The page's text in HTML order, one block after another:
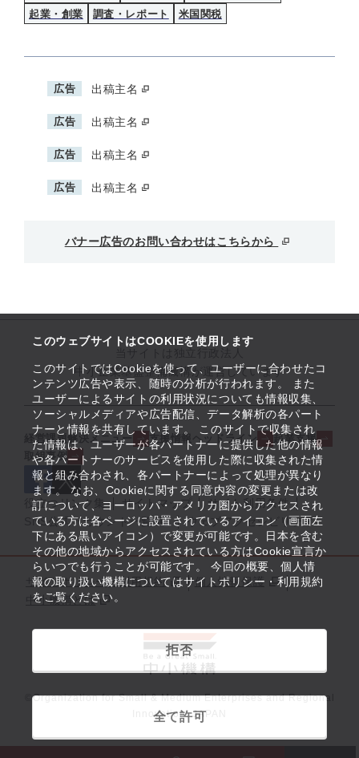
このウェブサイトはCOOKIEを使用します
このサイトではCookieを使って、ユーザーに合わせたコ
ンテンツ広告や表示、随時の分析が行われます。 また
ユーザーによるサイトの利用状況についても情報収集、
ソーシャルメディアや広告配信、データ解析の各パート
ナーと情報を共有しています。 このサイトで収集され
た情報は、ユーザーが各パートナーに提供した他の情報
や各パートナーのサービスを使用した際に収集された情
報と組み合わされ、各パートナーによって処理が異なり
ます。 なお、Cookieに関する同意内容の変更または改
訂について、ヨーロッパ・アメリカ圏からアクセスされ
ている方は各ページに設置されているアイコン（画面左
下にある黒いアイコン）で変更が可能です。日本を含む
その他の地域からアクセスされている方はCookie宣言か
らいつでも行うことが可能です。 今回の概要、個人情
報の取り扱い機構についてはサイトポリシー・利用規約
をご覧ください。
拒否
全て許可
起業・創業
調査・レポート 米国関税
広告 出稿主名
広告 出稿主名
広告 出稿主名
広告 出稿主名
バナー広告のお問い合わせはこちらから
中小企業基盤整備機構が運営しています
経営課題解決メニュー 支援情報ヘッドライン
起業支援
取組事例
役立つリンク集 サイトマップ
サイト利用条件
SNS公式アカウント一覧
ウェブアクセシビリティ
サイトポリシー・利用規約
個人情報保護
中小機構とは
©Organization for Small & Medium Enterprises and Regional
Innovation, JAPAN